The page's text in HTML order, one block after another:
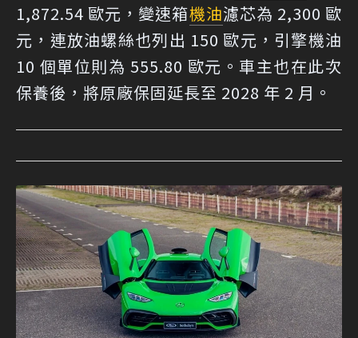
1,872.54 歐元，變速箱機油濾芯為 2,300 歐
元，連放油螺絲也列出 150 歐元，引擎機油
10 個單位則為 555.80 歐元。車主也在此次
保養後，將原廠保固延長至 2028 年 2 月。